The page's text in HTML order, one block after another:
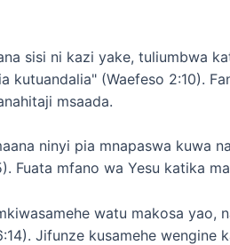
sisi ni kazi yake, tuliumbwa
kutuandalia" (Waefeso 2:10).
msaada.
ninyi pia mnapaswa kuwa
Fuata mfano wa Yesu katika
watu makosa yao,
Jifunze kusamehe wengine